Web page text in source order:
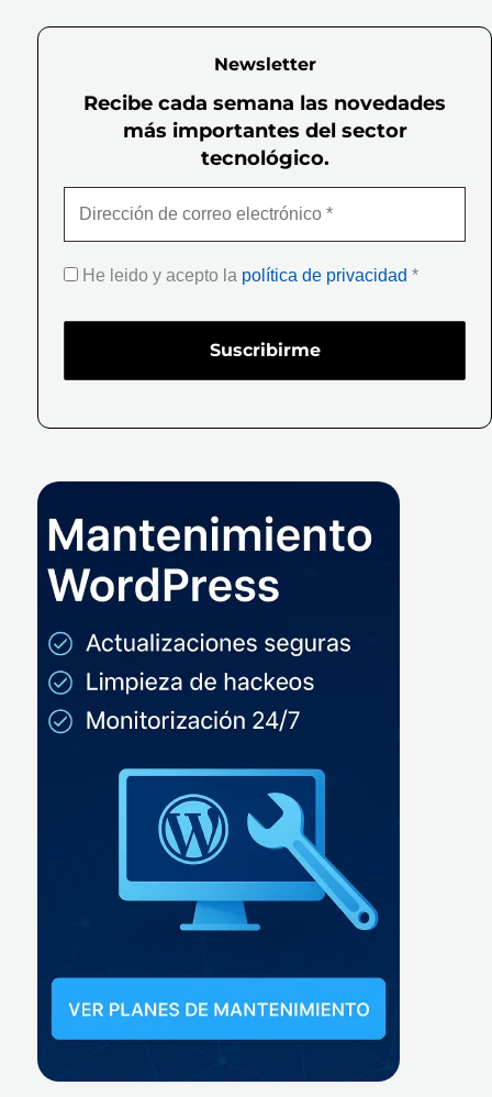
Newsletter
Recibe cada semana las novedades
más importantes del sector
tecnológico.
He leido y acepto la política de privacidad *